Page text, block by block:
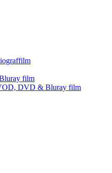
film
DVD & Bluray film